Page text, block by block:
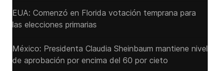
EUA: Comenzó en Florida votación temprana para
las elecciones primarias
México: Presidenta Claudia Sheinbaum mantiene nivel
de aprobación por encima del 60 por cieto